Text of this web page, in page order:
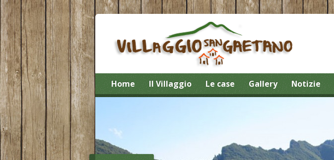
Home Il Villaggio Le case Gallery Notizie